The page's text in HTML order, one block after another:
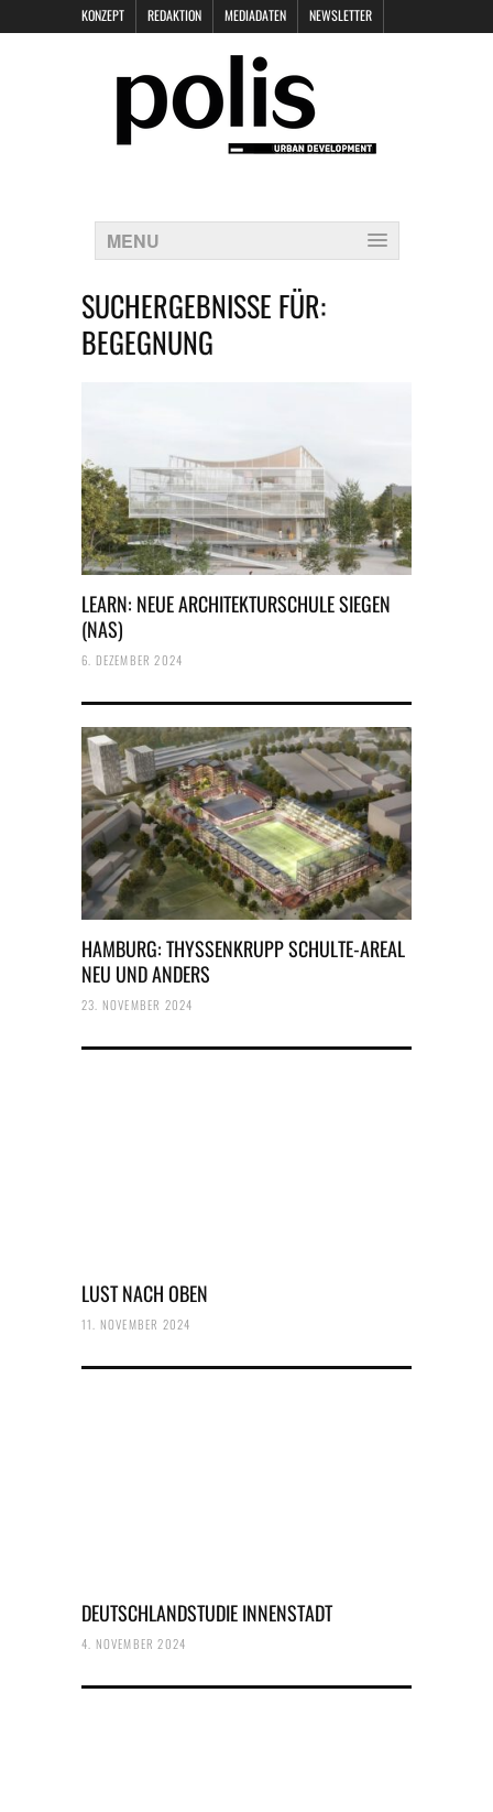
KONZEPT REDAKTION MEDIADATEN NEWSLETTER
DATENSCHUTZ
MENU
SUCHERGEBNISSE FÜR:
BEGEGNUNG
LEARN: NEUE ARCHITEKTURSCHULE SIEGEN
(NAS)
6. DEZEMBER 2024
HAMBURG: THYSSENKRUPP SCHULTE-AREAL
NEU UND ANDERS
23. NOVEMBER 2024
LUST NACH OBEN
11. NOVEMBER 2024
DEUTSCHLANDSTUDIE INNENSTADT
4. NOVEMBER 2024